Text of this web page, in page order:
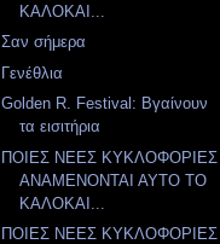
ΚΑΛΟΚΑΙ...
Σαν σήμερα
Γενέθλια
Golden R. Festival: Βγαίνουν
τα εισιτήρια
ΠΟΙΕΣ ΝΕΕΣ ΚΥΚΛΟΦΟΡΙΕΣ
ΑΝΑΜΕΝΟΝΤΑΙ ΑΥΤΟ ΤΟ
ΚΑΛΟΚΑΙ...
ΠΟΙΕΣ ΝΕΕΣ ΚΥΚΛΟΦΟΡΙΕΣ